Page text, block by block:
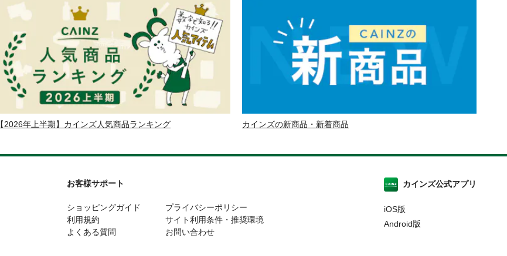
【2026年上半期】カインズ人気商品ランキング カインズの新商品・新着商品
お客様サポート
ショッピングガイド
利用規約
よくある質問
プライバシーポリシー
サイト利用条件・推奨環境
お問い合わせ
カインズ公式アプリ
iOS版
Android版